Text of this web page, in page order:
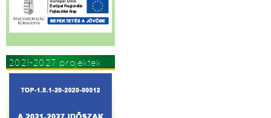
2021-2027 projektek